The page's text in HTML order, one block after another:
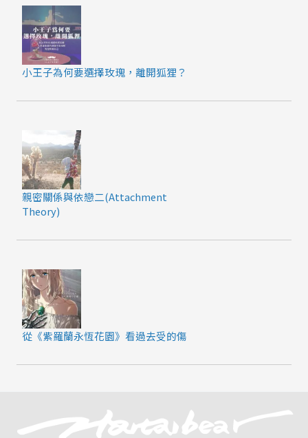
小王子為何要選擇玫瑰，離開狐狸？
親密關係與依戀二(Attachment
Theory)
從《紫羅蘭永恆花園》看過去受的傷